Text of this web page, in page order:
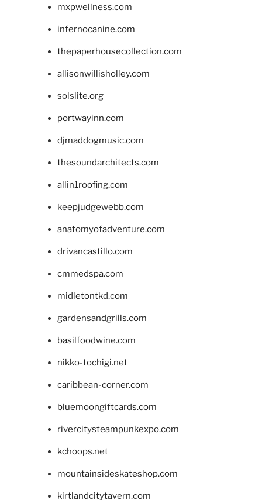
mxpwellness.com
infernocanine.com
thepaperhousecollection.com
allisonwillisholley.com
solslite.org
portwayinn.com
djmaddogmusic.com
thesoundarchitects.com
allin1roofing.com
keepjudgewebb.com
anatomyofadventure.com
drivancastillo.com
cmmedspa.com
midletontkd.com
gardensandgrills.com
basilfoodwine.com
nikko-tochigi.net
caribbean-corner.com
bluemoongiftcards.com
rivercitysteampunkexpo.com
kchoops.net
mountainsideskateshop.com
kirtlandcitytavern.com